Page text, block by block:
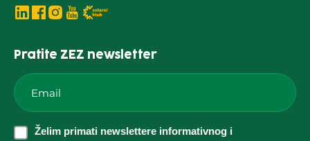
Pratite ZEZ newsletter
Email
*
ŽelimŽelim primati newslettere informativnog i